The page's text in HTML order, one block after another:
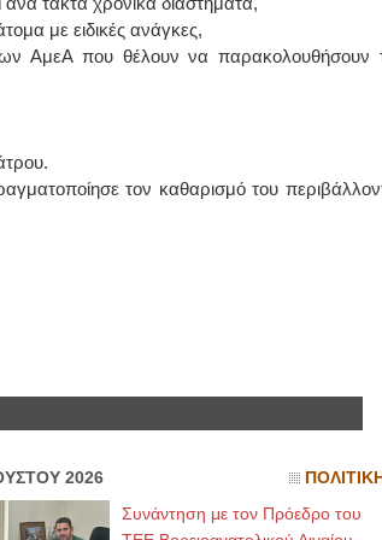
με ειδικές ανάγκες,
ΑμεΑ που θέλουν να παρακολουθήσουν
τον καθαρισμό του
2026 ΠΟΛΙΤΙΚΗ
Συνάντηση με τον Πρόεδρο του
ΙΩΑΝΝΗΣ Α. ΜΑΛΛΙΑΣ
Καβέτσου 10, Μυτιλήνη, τηλ: